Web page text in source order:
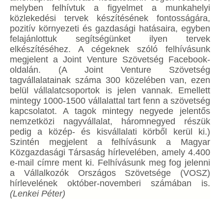
melyben felhívtuk a figyelmet a munkahelyi
közlekedési tervek készítésének fontosságára,
pozitív környezeti és gazdasági hatásaira, egyben
felajánlottuk segítségünket ilyen tervek
elkészítéséhez. A cégeknek szóló felhívásunk
megjelent a Joint Venture Szövetség Facebook-
oldalán. (A Joint Venture Szövetség
tagvállalatainak száma 300 közelében van, ezen
belül vállalatcsoportok is jelen vannak. Emellett
mintegy 1000-1500 vállalattal tart fenn a szövetség
kapcsolatot. A tagok mintegy negyede jelentős
nemzetközi nagyvállalat, háromnegyed részük
pedig a közép- és kisvállalati körből kerül ki.)
Szintén megjelent a felhívásunk a Magyar
Közgazdasági Társaság hírlevelében, amely 4.400
e-mail címre ment ki. Felhívásunk meg fog jelenni
a Vállalkozók Országos Szövetsége (VOSZ)
hírlevelének október-novemberi számában is.
(Lenkei Péter)